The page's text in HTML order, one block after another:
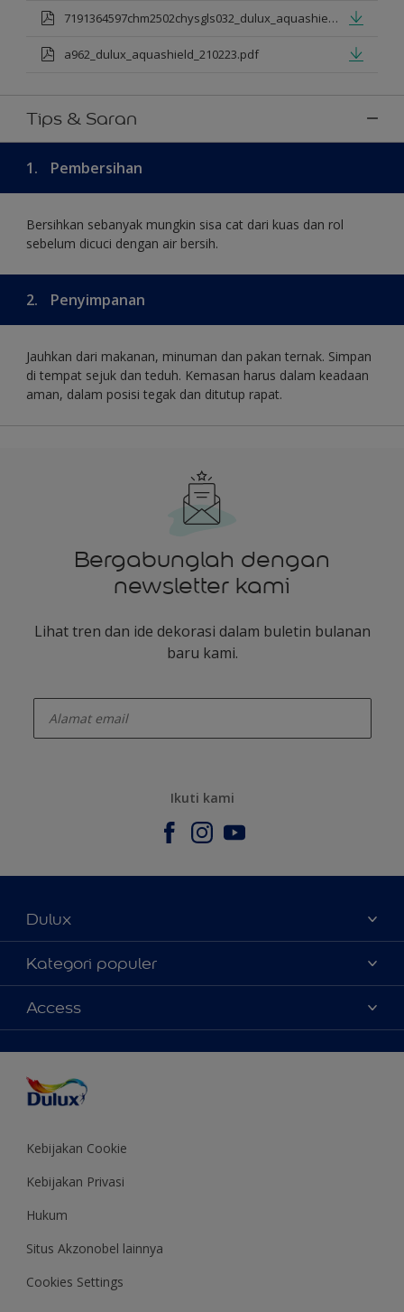
7191364597chm2502chysgls032_dulux_aquashield.pdf
a962_dulux_aquashield_210223.pdf
Tips & Saran
1. Pembersihan
Bersihkan sebanyak mungkin sisa cat dari kuas dan rol
sebelum dicuci dengan air bersih.
2. Penyimpanan
Jauhkan dari makanan, minuman dan pakan ternak. Simpan
di tempat sejuk dan teduh. Kemasan harus dalam keadaan
aman, dalam posisi tegak dan ditutup rapat.
Bergabunglah dengan
newsletter kami
Lihat tren dan ide dekorasi dalam buletin bulanan
baru kami.
Ikuti kami
Dulux
Tentang Kami
Contact us
Temukan toko
Kategori populer
Warna
Produk
Inspirasi
Saran Mendekorasi
Colour of the Year
Access
Kebijakan Cookie
Kebijakan Privasi
Hukum
Situs Akzonobel lainnya
Cookies Settings